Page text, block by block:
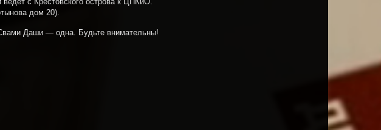
дом 20).
Даши — одна. Будьте внимательны!